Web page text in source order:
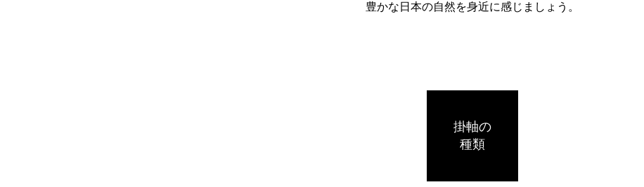
豊かな日本の自然を身近に感じましょう。
掛軸の
種類